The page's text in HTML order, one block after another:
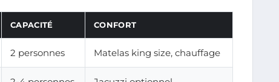
CAPACITÉ CONFORT
2 personnes Matelas king size, chauffage